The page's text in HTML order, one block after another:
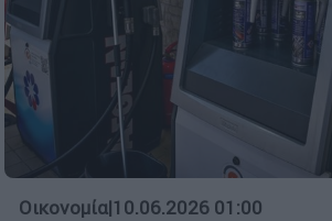
Οικονομία|10.06.2026 01:00